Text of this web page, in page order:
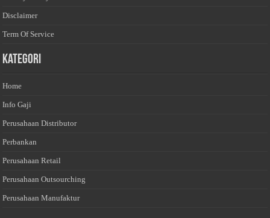
Disclaimer
Term Of Service
Kategori
Home
Info Gaji
Perusahaan Distributor
Perbankan
Perusahaan Retail
Perusahaan Outsourching
Perusahaan Manufaktur